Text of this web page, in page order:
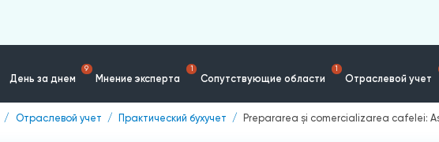
День за днем
9
Мнение эксперта
1
Сопутствующие области
1
Отраслевой учет
Отраслевой учет Практический бухучет Prepararea și comercializarea cafelei: